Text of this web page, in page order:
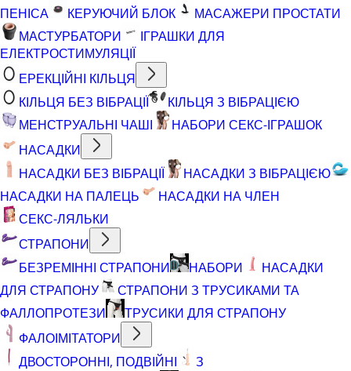
ПЕНІСА
КЕРУЮЧИЙ БЛОК
МАСАЖЕРИ ПРОСТАТИ
МАСТУРБАТОРИ
ІГРАШКИ ДЛЯ
ЕЛЕКТРОСТИМУЛЯЦІЇ
ЕРЕКЦІЙНІ КІЛЬЦЯ
КІЛЬЦЯ БЕЗ ВІБРАЦІЇ
КІЛЬЦЯ З ВІБРАЦІЄЮ
МЕНСТРУАЛЬНІ ЧАШІ
НАБОРИ СЕКС-ІГРАШОК
НАСАДКИ
НАСАДКИ БЕЗ ВІБРАЦІЇ
НАСАДКИ З ВІБРАЦІЄЮ
НАСАДКИ НА ПАЛЕЦЬ
НАСАДКИ НА ЧЛЕН
СЕКС-ЛЯЛЬКИ
СТРАПОНИ
БЕЗРЕМІННІ СТРАПОНИ
НАБОРИ
НАСАДКИ
ДЛЯ СТРАПОНУ
СТРАПОНИ З ТРУСИКАМИ ТА
ФАЛЛОПРОТЕЗИ
ТРУСИКИ ДЛЯ СТРАПОНУ
ФАЛОІМІТАТОРИ
ДВОСТОРОННІ, ПОДВІЙНІ
З